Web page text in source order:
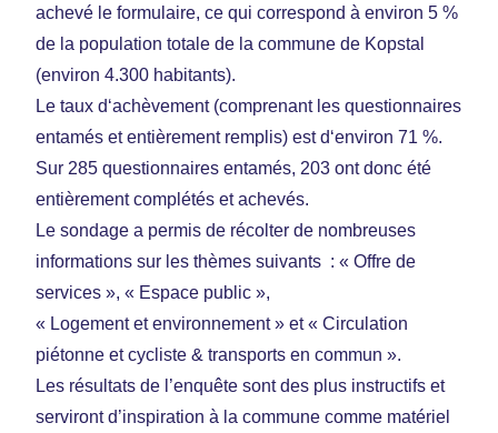
achevé le formulaire, ce qui correspond à environ 5 %
de la population totale de la commune de Kopstal
(environ 4.300 habitants).
Le taux d‘achèvement (comprenant les questionnaires
entamés et entièrement remplis) est d‘environ 71 %.
Sur 285 questionnaires entamés, 203 ont donc été
entièrement complétés et achevés.
Le sondage a permis de récolter de nombreuses
informations sur les thèmes suivants : « Offre de
services », « Espace public »,
« Logement et environnement » et « Circulation
piétonne et cycliste & transports en commun ».
Les résultats de l’enquête sont des plus instructifs et
serviront d’inspiration à la commune comme matériel